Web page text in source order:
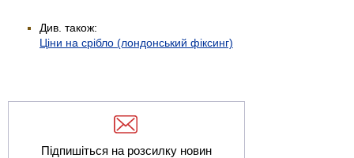
Див. також:
Ціни на срібло (лондонський фіксинг)
Підпишіться на розсилку новин